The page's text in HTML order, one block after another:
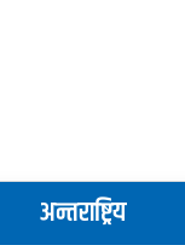
अन्तराष्ट्रिय